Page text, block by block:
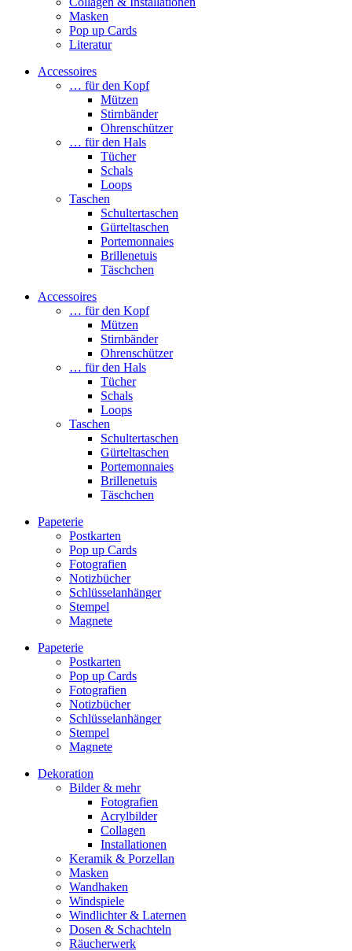
Masken
Pop up Cards
Literatur
Accessoires
… für den Kopf
Mützen
Stirnbänder
Ohrenschützer
… für den Hals
Tücher
Schals
Loops
Taschen
Schultertaschen
Gürteltaschen
Portemonnaies
Brillenetuis
Täschchen
Accessoires
… für den Kopf
Mützen
Stirnbänder
Ohrenschützer
… für den Hals
Tücher
Schals
Loops
Taschen
Schultertaschen
Gürteltaschen
Portemonnaies
Brillenetuis
Täschchen
Papeterie
Postkarten
Pop up Cards
Fotografien
Notizbücher
Schlüsselanhänger
Stempel
Magnete
Papeterie
Postkarten
Pop up Cards
Fotografien
Notizbücher
Schlüsselanhänger
Stempel
Magnete
Dekoration
Bilder & mehr
Fotografien
Acrylbilder
Collagen
Installationen
Keramik & Porzellan
Masken
Wandhaken
Windspiele
Windlichter & Laternen
Dosen & Schachteln
Räucherwerk